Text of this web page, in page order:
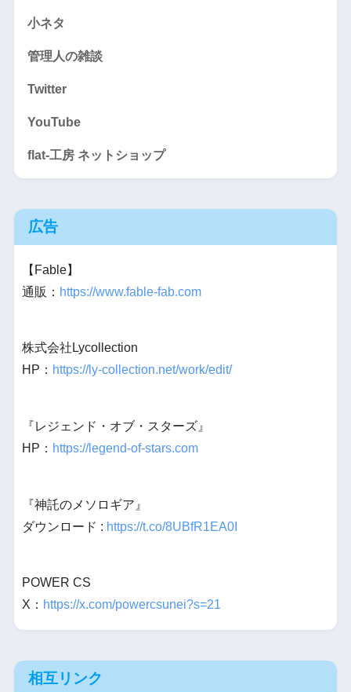
小ネタ
管理人の雑談
Twitter
YouTube
flat-工房 ネットショップ
広告
【Fable】
通販： https://www.fable-fab.com
株式会社Lycollection
HP： https://ly-collection.net/work/edit/
『レジェンド・オブ・スターズ』
HP： https://legend-of-stars.com
『神託のメソロギア』
ダウンロード : https://t.co/8UBfR1EA0I
POWER CS
X： https://x.com/powercsunei?s=21
相互リンク